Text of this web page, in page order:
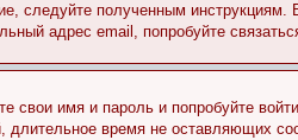
следуйте полученным
адрес email, попробуйте
свои имя и пароль и попробуйте
длительное время не оставляющих